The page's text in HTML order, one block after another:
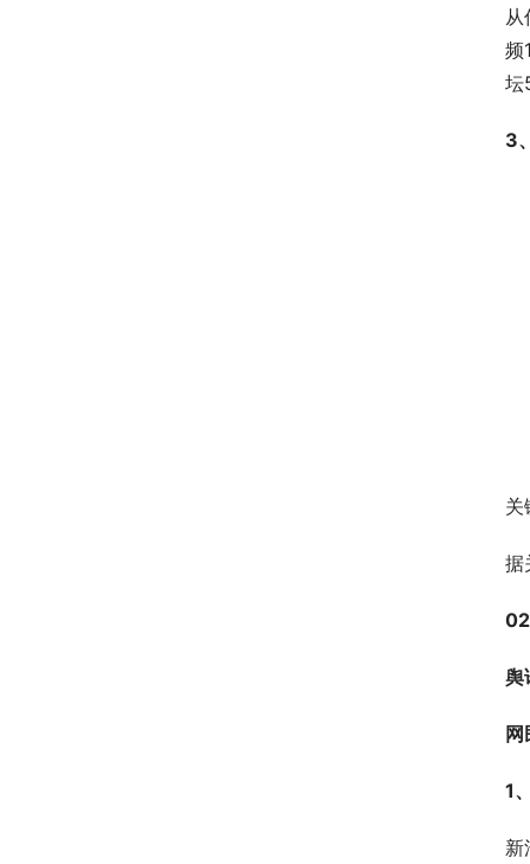
频
坛
3
关
据
02
舆
网
1
新